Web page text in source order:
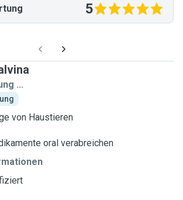
5
...
von Haustieren
oral verabreichen